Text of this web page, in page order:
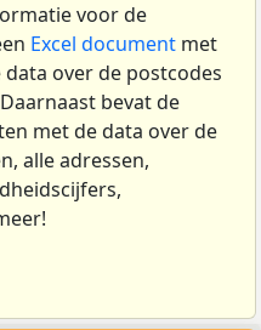
voor de
Excel document met
over de postcodes
bevat de
met de data over de
alle adressen,